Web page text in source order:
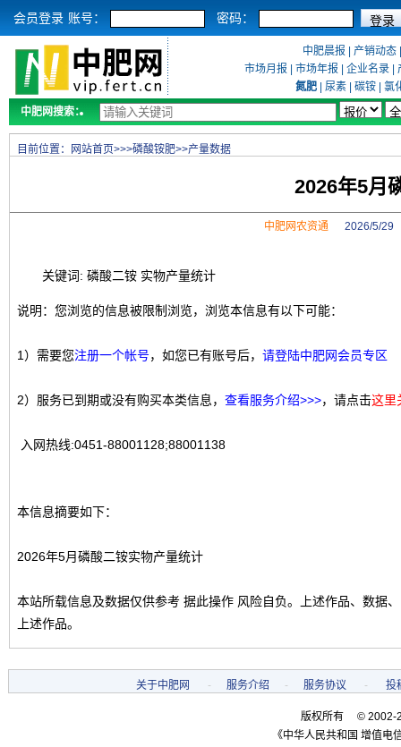
会员登录 账号： 密码：
中肥晨报 产销动态
市场月报
市场年报 企业名录
氮肥
尿素 碳铵
氯
中肥网搜索：
目前位置： 网站首页>>>磷酸铵肥>>产量数据
2026年5月
中肥网农资通 2026/5/29
关键词: 磷酸二铵 实物产量统计
说明：您浏览的信息被限制浏览，浏览本信息有以下可能：
1）需要您注册一个帐号，如您已有账号后， 请登陆中肥网会员专区
2）服务已到期或没有购买本类信息， 查看服务介绍>>>，请点击这里
入网热线:0451-88001128;88001138
本信息摘要如下：
2026年5月磷酸二铵实物产量统计
本站所载信息及数据仅供参考 据此操作 风险自负。上述作品、数据
上述作品。
关于中肥网 - 服务介绍 - 服务协议 - 投
版权所有 © 2002-
《中华人民共和国 增值电